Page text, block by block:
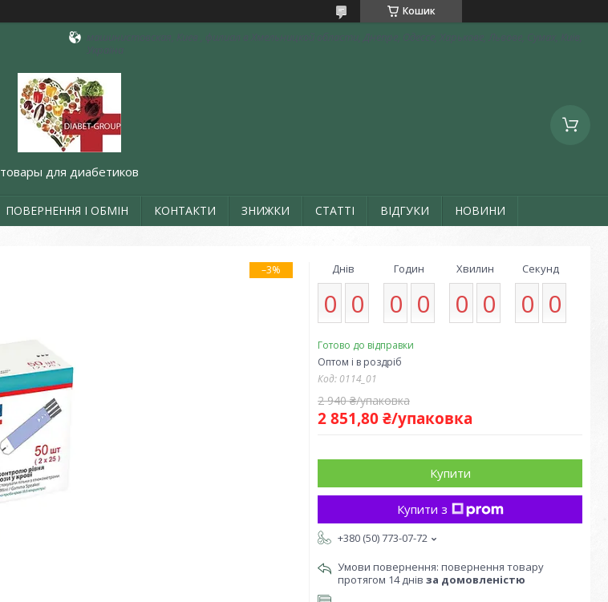
Кошик
товары для диабетиков
ПОВЕРНЕННЯ І ОБМІН КОНТАКТИ ЗНИЖКИ СТАТТІ ВІДГУКИ
НОВИНИ
–3% Днів
0 0
Годин
0 0
Хвилин
0 0
Секунд
0 0
Готово до відправки
Оптом і в роздріб
Код: 0114_01
2 940 ₴/упаковка
2 851,80 ₴/упаковка
Купити
Купити з
+380 (50) 773-07-72
повернення товару
протягом 14 днів за домовленістю